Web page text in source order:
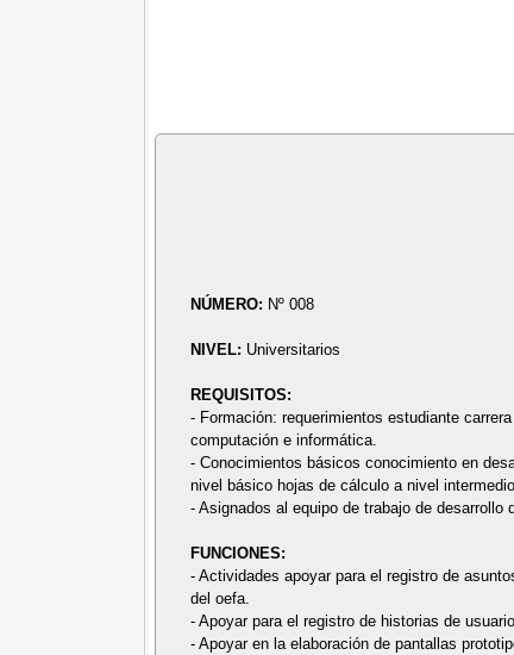
NÚMERO: Nº 008
NIVEL: Universitarios
REQUISITOS:
- Formación: requerimientos estudiante
computación e informática.
- Conocimientos básicos conocimiento en
nivel básico hojas de cálculo a nivel
- Asignados al equipo de trabajo de desarrollo
FUNCIONES:
- Actividades apoyar para el registro de
del oefa.
- Apoyar para el registro de historias de
- Apoyar en la elaboración de pantallas